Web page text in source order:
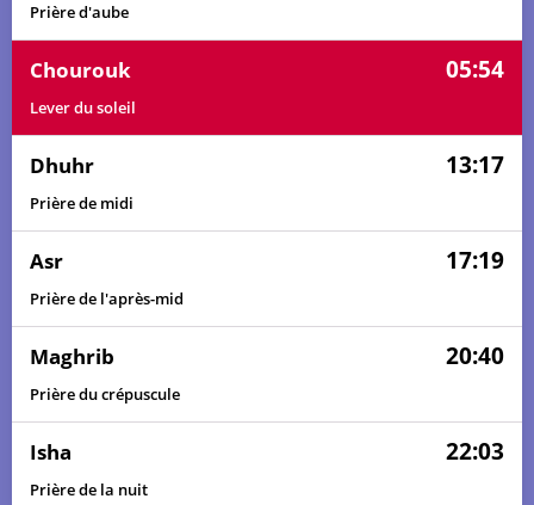
Prière d'aube
Chourouk 05:54
Lever du soleil
Dhuhr 13:17
Prière de midi
Asr 17:19
Prière de l'après-mid
Maghrib 20:40
Prière du crépuscule
Isha 22:03
Prière de la nuit